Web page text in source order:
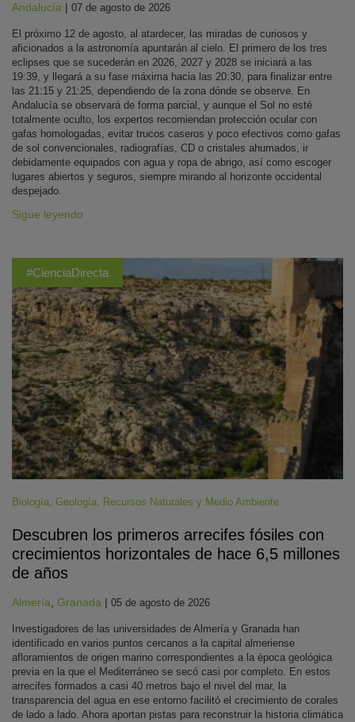
Andalucía | 07 de agosto de 2026
El próximo 12 de agosto, al atardecer, las miradas de curiosos y
aficionados a la astronomía apuntarán al cielo. El primero de los tres
eclipses que se sucederán en 2026, 2027 y 2028 se iniciará a las
19:39, y llegará a su fase máxima hacia las 20:30, para finalizar entre
las 21:15 y 21:25, dependiendo de la zona dónde se observe. En
Andalucía se observará de forma parcial, y aunque el Sol no esté
totalmente oculto, los expertos recomiendan protección ocular con
gafas homologadas, evitar trucos caseros y poco efectivos como gafas
de sol convencionales, radiografías, CD o cristales ahumados, ir
debidamente equipados con agua y ropa de abrigo, así como escoger
lugares abiertos y seguros, siempre mirando al horizonte occidental
despejado.
Sigue leyendo
#CienciaDirecta
Biología, Geología, Recursos Naturales y Medio Ambiente
Descubren los primeros arrecifes fósiles con
crecimientos horizontales de hace 6,5 millones
de años
Almería Granada | 05 de agosto de 2026
Investigadores de las universidades de Almería y Granada han
identificado en varios puntos cercanos a la capital almeriense
afloramientos de origen marino correspondientes a la época geológica
previa en la que el Mediterráneo se secó casi por completo. En estos
arrecifes formados a casi 40 metros bajo el nivel del mar, la
transparencia del agua en ese entorno facilitó el crecimiento de corales
de lado a lado. Ahora aportan pistas para reconstruir la historia climática